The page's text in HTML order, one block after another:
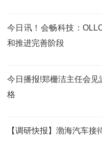
今日讯！会畅科技：
和推进完善阶段
今日播报!郑栅洁主任会
格
【调研快报】渤海汽车